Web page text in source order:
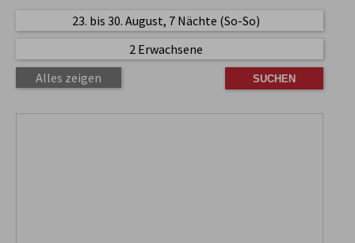
23. bis 30. August, 7 Nächte (So-So)
2 Erwachsene
Alles zeigen